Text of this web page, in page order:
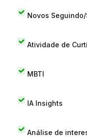
Novos
Atividade de
MBTI
IA Insights
Análise de